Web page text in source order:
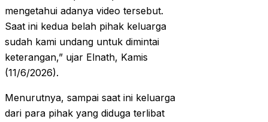
mengetahui adanya video tersebut.
Saat ini kedua belah pihak keluarga
sudah kami undang untuk dimintai
keterangan,” ujar Elnath, Kamis
(11/6/2026).
Menurutnya, sampai saat ini keluarga
dari para pihak yang diduga terlibat